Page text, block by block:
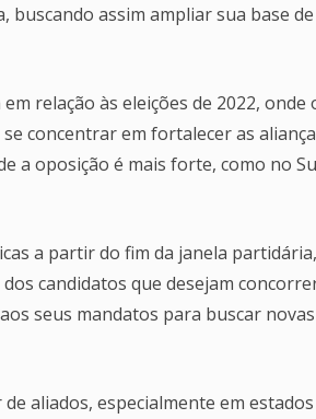
assim ampliar sua base de
relação às eleições de 2022, onde
concentrar em fortalecer as
a oposição é mais forte, como no
a partir do fim da janela
candidatos que desejam
seus mandatos para buscar novas
aliados, especialmente em estados